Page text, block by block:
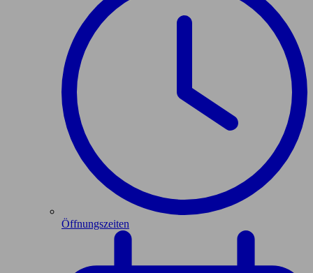
Öffnungszeiten